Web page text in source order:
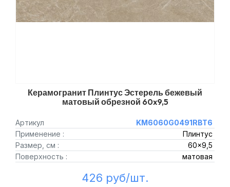
Керамогранит Плинтус Эстерель бежевый
матовый обрезной 60x9,5
Артикул
KM6060G0491RBT6
Применение :
Плинтус
Размер, см :
60x9,5
Поверхность :
матовая
426 руб/шт.